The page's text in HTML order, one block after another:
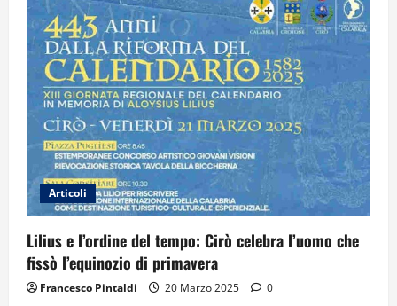
Articoli
Lilius e l’ordine del tempo: Cirò celebra l’uomo che
fissò l’equinozio di primavera
Francesco Pintaldi 20 Marzo 2025 0